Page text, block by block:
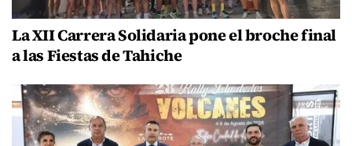
La XII Carrera Solidaria pone el broche final
a las Fiestas de Tahiche